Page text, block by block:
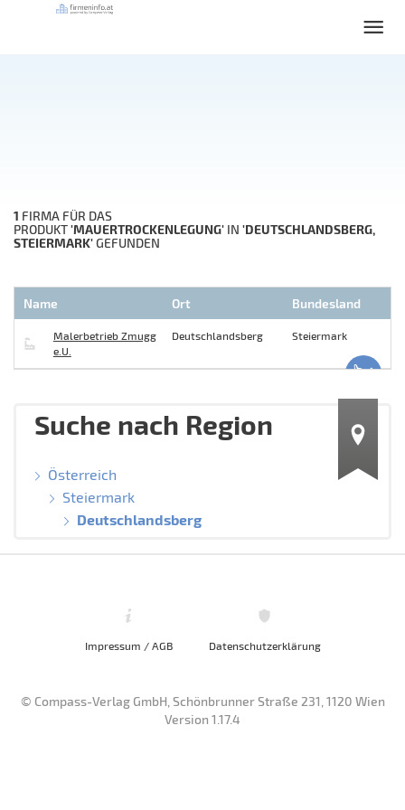
1 FIRMA FÜR DAS
PRODUKT'MAUERTROCKENLEGUNG' IN 'DEUTSCHLANDSBERG,
STEIERMARK'GEFUNDEN
Name Ort Bundesland
Malerbetrieb Zmugg
e.U.
Deutschlandsberg Steiermark
Suche nach Region
Österreich
Steiermark
Deutschlandsberg
Impressum / AGB Datenschutzerklärung
© Compass-Verlag GmbH, Schönbrunner Straße 231, 1120 Wien
Version 1.17.4